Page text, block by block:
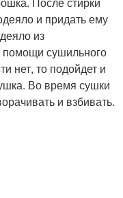
и придать ему
из
помощи сушильного
нет, то подойдет и
Во время сушки
и взбивать.